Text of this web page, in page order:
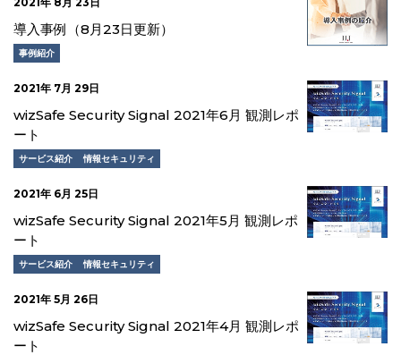
導入事例（8月23日更新）
事例紹介
2021年 7月 29日
wizSafe Security Signal 2021年6月 観測レポ
ート
サービス紹介 情報セキュリティ
2021年 6月 25日
wizSafe Security Signal 2021年5月 観測レポ
ート
サービス紹介 情報セキュリティ
2021年 5月 26日
wizSafe Security Signal 2021年4月 観測レポ
ート